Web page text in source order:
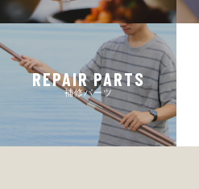
REPAIR PARTS
補修パーツ